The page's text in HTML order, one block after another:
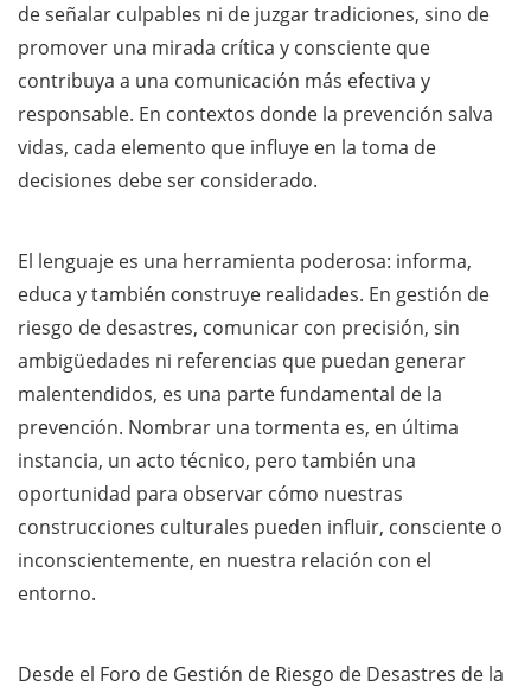
de señalar culpables ni de juzgar tradiciones, sino de
promover una mirada crítica y consciente que
contribuya a una comunicación más efectiva y
responsable. En contextos donde la prevención salva
vidas, cada elemento que influye en la toma de
decisiones debe ser considerado.
El lenguaje es una herramienta poderosa: informa,
educa y también construye realidades. En gestión de
riesgo de desastres, comunicar con precisión, sin
ambigüedades ni referencias que puedan generar
malentendidos, es una parte fundamental de la
prevención. Nombrar una tormenta es, en última
instancia, un acto técnico, pero también una
oportunidad para observar cómo nuestras
construcciones culturales pueden influir, consciente o
inconscientemente, en nuestra relación con el
entorno.
Desde el Foro de Gestión de Riesgo de Desastres de la